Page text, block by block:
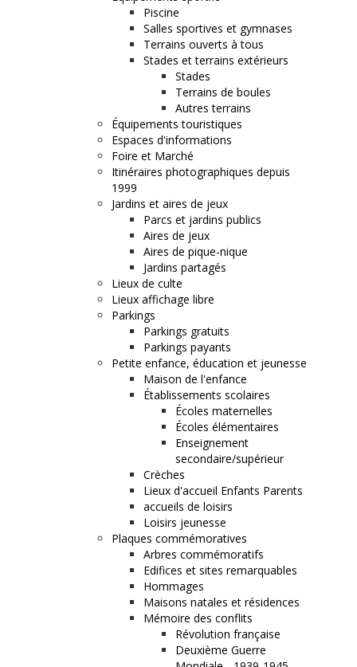
Piscine
Salles sportives et gymnases
Terrains ouverts à tous
Stades et terrains extérieurs
Stades
Terrains de boules
Autres terrains
Équipements touristiques
Espaces d'informations
Foire et Marché
Itinéraires photographiques depuis
1999
Jardins et aires de jeux
Parcs et jardins publics
Aires de jeux
Aires de pique-nique
Jardins partagés
Lieux de culte
Lieux affichage libre
Parkings
Parkings gratuits
Parkings payants
Petite enfance, éducation et jeunesse
Maison de l'enfance
Établissements scolaires
Écoles maternelles
Écoles élémentaires
Enseignement
secondaire/supérieur
Crèches
Lieux d'accueil Enfants Parents
accueils de loisirs
Loisirs jeunesse
Plaques commémoratives
Arbres commémoratifs
Edifices et sites remarquables
Hommages
Maisons natales et résidences
Mémoire des conflits
Révolution française
Deuxième Guerre